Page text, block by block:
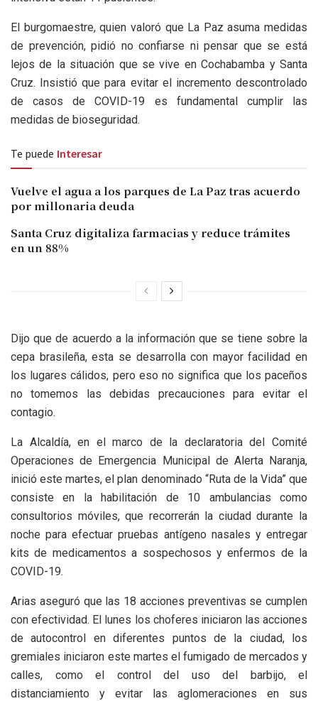
El burgomaestre, quien valoró que La Paz asuma medidas
de prevención, pidió no confiarse ni pensar que se está
lejos de la situación que se vive en Cochabamba y Santa
Cruz. Insistió que para evitar el incremento descontrolado
de casos de COVID-19 es fundamental cumplir las
medidas de bioseguridad.
Te puede Interesar
Vuelve el agua a los parques de La Paz tras acuerdo
por millonaria deuda
Santa Cruz digitaliza farmacias y reduce trámites
en un 88%
Dijo que de acuerdo a la información que se tiene sobre la
cepa brasileña, esta se desarrolla con mayor facilidad en
los lugares cálidos, pero eso no significa que los paceños
no tomemos las debidas precauciones para evitar el
contagio.
La Alcaldía, en el marco de la declaratoria del Comité
Operaciones de Emergencia Municipal de Alerta Naranja,
inició este martes, el plan denominado “Ruta de la Vida” que
consiste en la habilitación de 10 ambulancias como
consultorios móviles, que recorrerán la ciudad durante la
noche para efectuar pruebas antígeno nasales y entregar
kits de medicamentos a sospechosos y enfermos de la
COVID-19.
Arias aseguró que las 18 acciones preventivas se cumplen
con efectividad. El lunes los choferes iniciaron las acciones
de autocontrol en diferentes puntos de la ciudad, los
gremiales iniciaron este martes el fumigado de mercados y
calles, como el control del uso del barbijo, el
distanciamiento y evitar las aglomeraciones en sus